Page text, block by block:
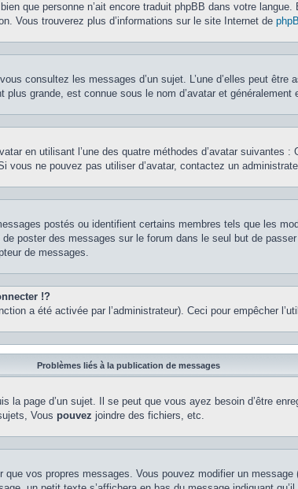
que personne n’ait encore traduit phpBB dans votre
Vous trouverez plus d’informations sur le site Internet de
consultez les messages d’un sujet. L’une d’elles peut
grande, est connue sous le nom d’avatar et généralement
en utilisant l’une des quatre méthodes d’avatar suivantes
ne pouvez pas utiliser d’avatar, contactez un
postés ou identifient certains membres tels que les
poster des messages sur le forum dans le seul but de
de messages.
!?
a été activée par l’administrateur). Ceci pour empêcher
Problèmes liés à la publication de messages
la page d’un sujet. Il se peut que vous ayez besoin d’être
Vous pouvez joindre des fichiers, etc.
vos propres messages. Vous pouvez modifier un